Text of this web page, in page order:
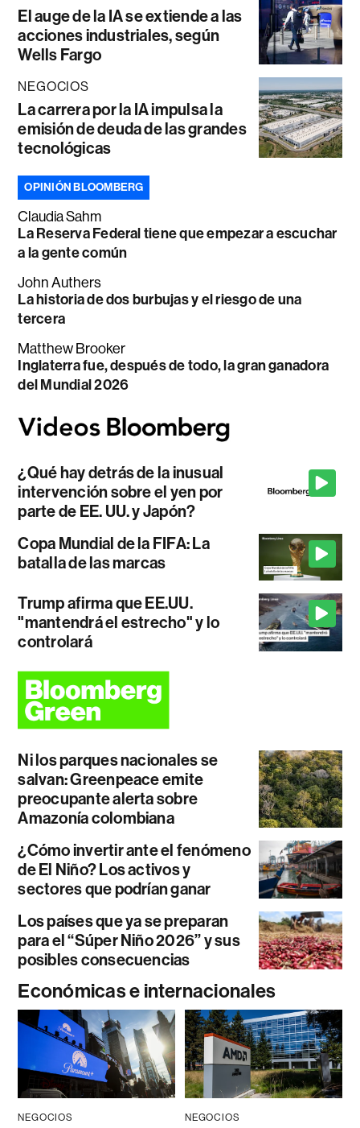
El auge de la IA se extiende a las
acciones industriales, según
Wells Fargo
NEGOCIOS
La carrera por la IA impulsa la
emisión de deuda de las grandes
tecnológicas
OPINIÓN BLOOMBERG
Claudia Sahm
La Reserva Federal tiene que empezar a escuchar
a la gente común
John Authers
La historia de dos burbujas y el riesgo de una
tercera
Matthew Brooker
Inglaterra fue, después de todo, la gran ganadora
del Mundial 2026
¿Qué hay detrás de la inusual
intervención sobre el yen por
parte de EE. UU. y Japón?
Copa Mundial de la FIFA: La
batalla de las marcas
Trump afirma que EE.UU.
"mantendrá el estrecho" y lo
controlará
Ni los parques nacionales se
salvan: Greenpeace emite
preocupante alerta sobre
Amazonía colombiana
¿Cómo invertir ante el fenómeno
de El Niño? Los activos y
sectores que podrían ganar
Los países que ya se preparan
para el “Súper Niño 2026” y sus
posibles consecuencias
Económicas e internacionales
NEGOCIOS NEGOCIOS